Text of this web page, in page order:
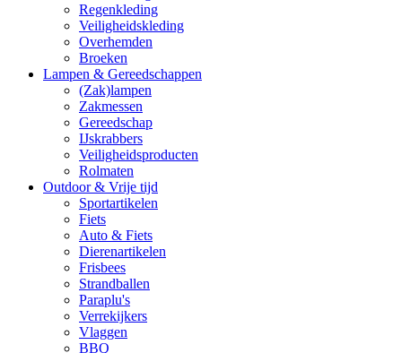
Regenkleding
Veiligheidskleding
Overhemden
Broeken
Lampen & Gereedschappen
(Zak)lampen
Zakmessen
Gereedschap
IJskrabbers
Veiligheidsproducten
Rolmaten
Outdoor & Vrije tijd
Sportartikelen
Fiets
Auto & Fiets
Dierenartikelen
Frisbees
Strandballen
Paraplu's
Verrekijkers
Vlaggen
BBQ